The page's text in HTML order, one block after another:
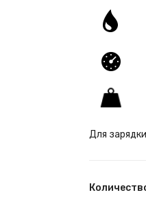
Для